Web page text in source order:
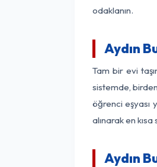
odaklanın.
Aydın
Tam bir evi
sistemde,
öğrenci eşyası
alınarak en
Aydın